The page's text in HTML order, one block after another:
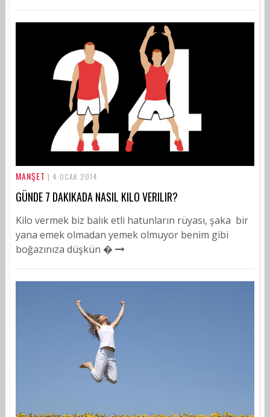
MANŞET | 4 OCAK 2014
GÜNDE 7 DAKIKADA NASIL KILO VERILIR?
Kilo vermek biz balık etli hatunların rüyası, şaka bir
yana emek olmadan yemek olmuyor benim gibi
boğazınıza düşkün �